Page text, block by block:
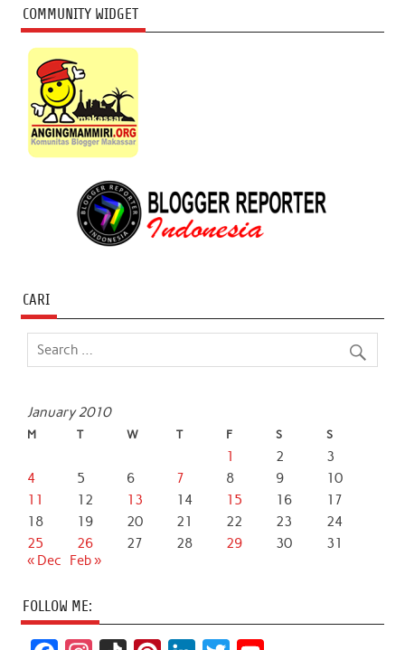
COMMUNITY WIDGET
CARI
January 2010
M T W T F S S
1 2
3
4
5 6 7 8 9
10
11
12 13 14 15 16
17
18
19 20 21 22 23
24
25
26 27 28 29 30
31
« Dec
Feb »
FOLLOW ME: